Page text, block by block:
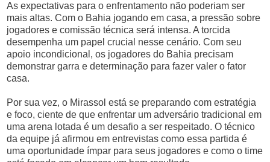
As expectativas para o enfrentamento não poderiam ser
mais altas. Com o Bahia jogando em casa, a pressão sobre
jogadores e comissão técnica será intensa. A torcida
desempenha um papel crucial nesse cenário. Com seu
apoio incondicional, os jogadores do Bahia precisam
demonstrar garra e determinação para fazer valer o fator
casa.
Por sua vez, o Mirassol está se preparando com estratégia
e foco, ciente de que enfrentar um adversário tradicional em
uma arena lotada é um desafio a ser respeitado. O técnico
da equipe já afirmou em entrevistas como essa partida é
uma oportunidade ímpar para seus jogadores e como o time